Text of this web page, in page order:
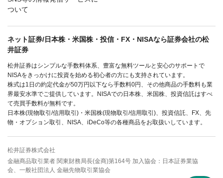
ついて
ネット証券/日本株・米国株・投信・FX・NISAなら証券会社の松
井証券
松井証券はシンプルな手数料体系、豊富な無料ツールと安心のサポートで
NISAをきっかけに投資を始める初心者の方にも支持されています。
株式は1日の約定代金が50万円以下なら手数料0円、その他商品の手数料も業
界最安水準でご提供しています。NISAでの日本株、米国株、投資信託はすべ
て売買手数料が無料です。
日本株(現物取引/信用取引)・米国株(現物取引/信用取引)、投資信託、FX、先
物・オプション取引、NISA、iDeCo等の各種商品をお取扱いしています。
松井証券株式会社
金融商品取引業者 関東財務局長(金商)第164号 加入協会：日本証券業協
会、一般社団法人 金融先物取引業協会